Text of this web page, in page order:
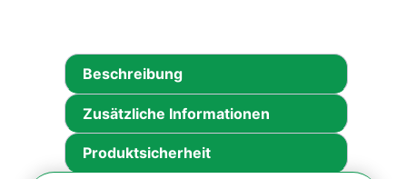
Beschreibung
Zusätzliche Informationen
Produktsicherheit